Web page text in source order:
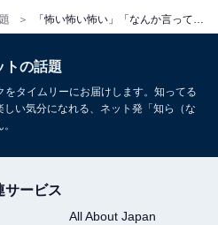
トの話題
タイムリーにお届けします。知ってる
い気分になれる、ネット発「知ら（な
サービス
All About Japan